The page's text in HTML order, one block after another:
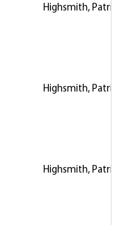
Highsmith,
Highsmith,
Highsmith,